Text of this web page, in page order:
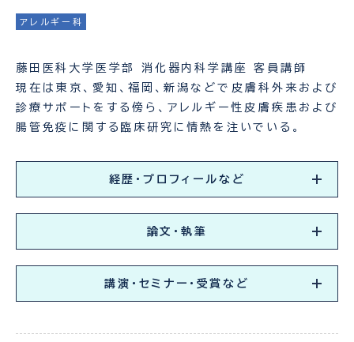
アレルギー科
藤田医科大学医学部 消化器内科学講座 客員講師
現在は東京、愛知、福岡、新潟などで皮膚科外来および
診療サポートをする傍ら、アレルギー性皮膚疾患および
腸管免疫に関する臨床研究に情熱を注いでいる。
経歴・プロフィールなど
論文・執筆
講演・セミナー・受賞など